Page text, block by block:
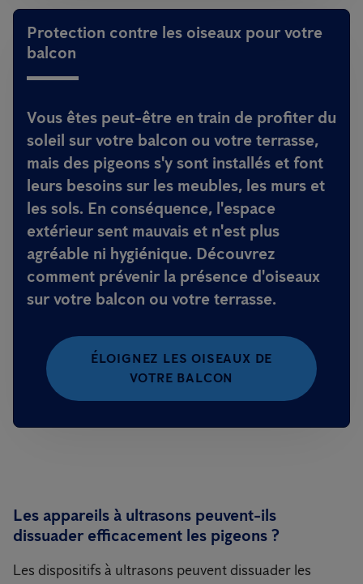
Protection contre les oiseaux pour votre
balcon
Vous êtes peut-être en train de profiter du
soleil sur votre balcon ou votre terrasse,
mais des pigeons s'y sont installés et font
leurs besoins sur les meubles, les murs et
les sols. En conséquence, l'espace
extérieur sent mauvais et n'est plus
agréable ni hygiénique. Découvrez
comment prévenir la présence d'oiseaux
sur votre balcon ou votre terrasse.
ÉLOIGNEZ LES OISEAUX DE
VOTRE BALCON
Les appareils à ultrasons peuvent-ils
dissuader efficacement les pigeons ?
Les dispositifs à ultrasons peuvent dissuader les